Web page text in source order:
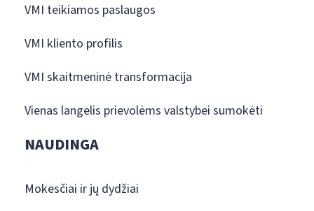
VMI teikiamos paslaugos
VMI kliento profilis
VMI skaitmeninė transformacija
Vienas langelis prievolėms valstybei sumokėti
NAUDINGA
Mokesčiai ir jų dydžiai